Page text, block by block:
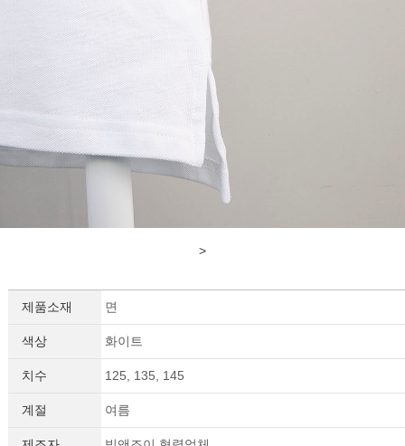
>
제품소재 면
색상 화이트
치수 125, 135, 145
계절 여름